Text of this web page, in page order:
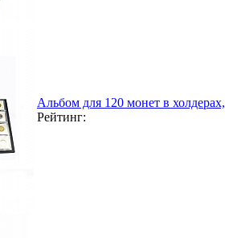
Альбом для 120 монет в
Рейтинг: